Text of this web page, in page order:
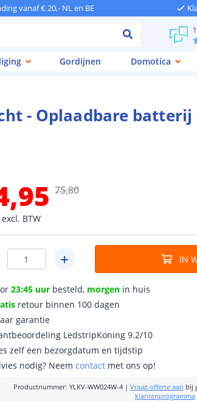
vanaf € 20,- NL en BE
Gordijnen Domotica
- Oplaadbare batterij
,95
excl. BTW
75,80
IN
23:45 uur besteld, morgen in huis
retour binnen 100 dagen
garantie
LedstripKoning 9.2/10
zelf een bezorgdatum en tijdstip
nodig? Neemcontact met ons op!
Productnummer: YLKV-WW024W-4| Vraag offerte aan bij
klantenprogramma